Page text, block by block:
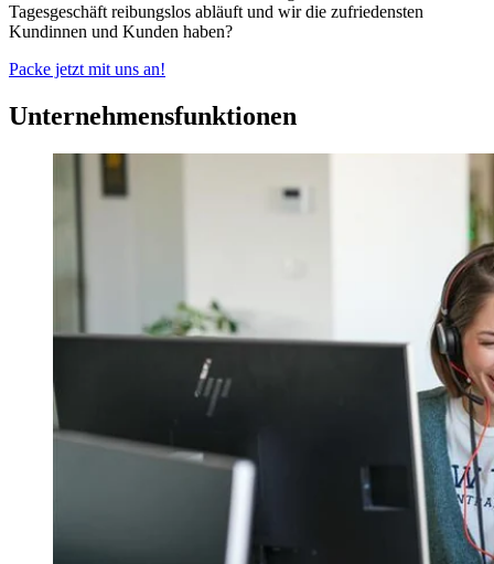
Tagesgeschäft reibungslos abläuft und wir die zufriedensten
Kundinnen und Kunden haben?
Packe jetzt mit uns an!
Unternehmensfunktionen